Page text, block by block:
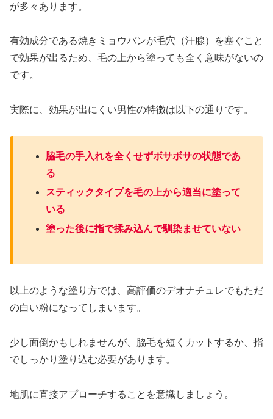
が多々あります。
有効成分である焼きミョウバンが毛穴（汗腺）を塞ぐこと
で効果が出るため、毛の上から塗っても全く意味がないの
です。
実際に、効果が出にくい男性の特徴は以下の通りです。
脇毛の手入れを全くせずボサボサの状態であ
る
スティックタイプを毛の上から適当に塗って
いる
塗った後に指で揉み込んで馴染ませていない
以上のような塗り方では、高評価のデオナチュレでもただ
の白い粉になってしまいます。
少し面倒かもしれませんが、脇毛を短くカットするか、指
でしっかり塗り込む必要があります。
地肌に直接アプローチすることを意識しましょう。